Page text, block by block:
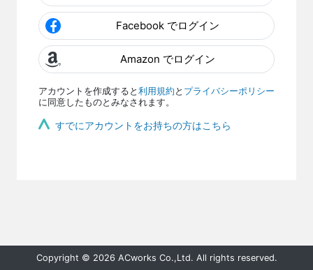
Facebook でログイン
Amazon でログイン
アカウントを作成すると 利用規約 と プライバシーポリシー
に同意したものとみなされます。
すでにアカウントをお持ちの方はこちら
Copyright © 2026 ACworks Co.,Ltd. All rights reserved.